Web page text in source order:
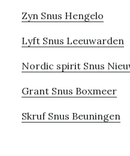
Zyn Snus Hengelo
Lyft Snus Leeuwarden
Nordic spirit Snus
Grant Snus Boxmeer
Skruf Snus Beuningen